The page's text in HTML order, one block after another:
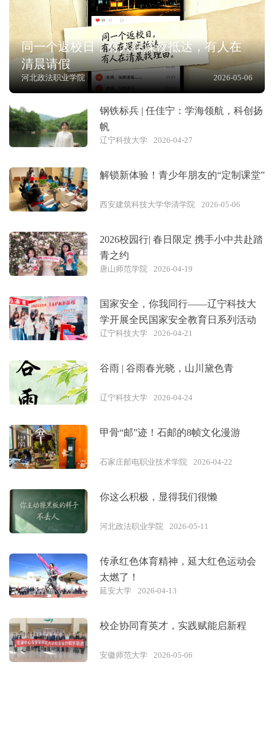
同一个返校日，有人在深夜抵达，有人在
清晨请假
河北政法职业学院 2026-05-06
钢铁标兵 | 任佳宁：学海领航，科创扬
帆
辽宁科技大学 2026-04-27
解锁新体验！青少年朋友的“定制课堂”
西安建筑科技大学华清学院 2026-05-06
2026校园行| 春日限定 携手小中共赴踏
青之约
唐山师范学院 2026-04-19
国家安全，你我同行——辽宁科技大
学开展全民国家安全教育日系列活动
辽宁科技大学 2026-04-21
谷雨 | 谷雨春光晓，山川黛色青
辽宁科技大学 2026-04-24
甲骨“邮”迹！石邮的8帧文化漫游
石家庄邮电职业技术学院 2026-04-22
你这么积极，显得我们很懒
河北政法职业学院 2026-05-11
传承红色体育精神，延大红色运动会
太燃了！
延安大学 2026-04-13
校企协同育英才，实践赋能启新程
安徽师范大学 2026-05-06